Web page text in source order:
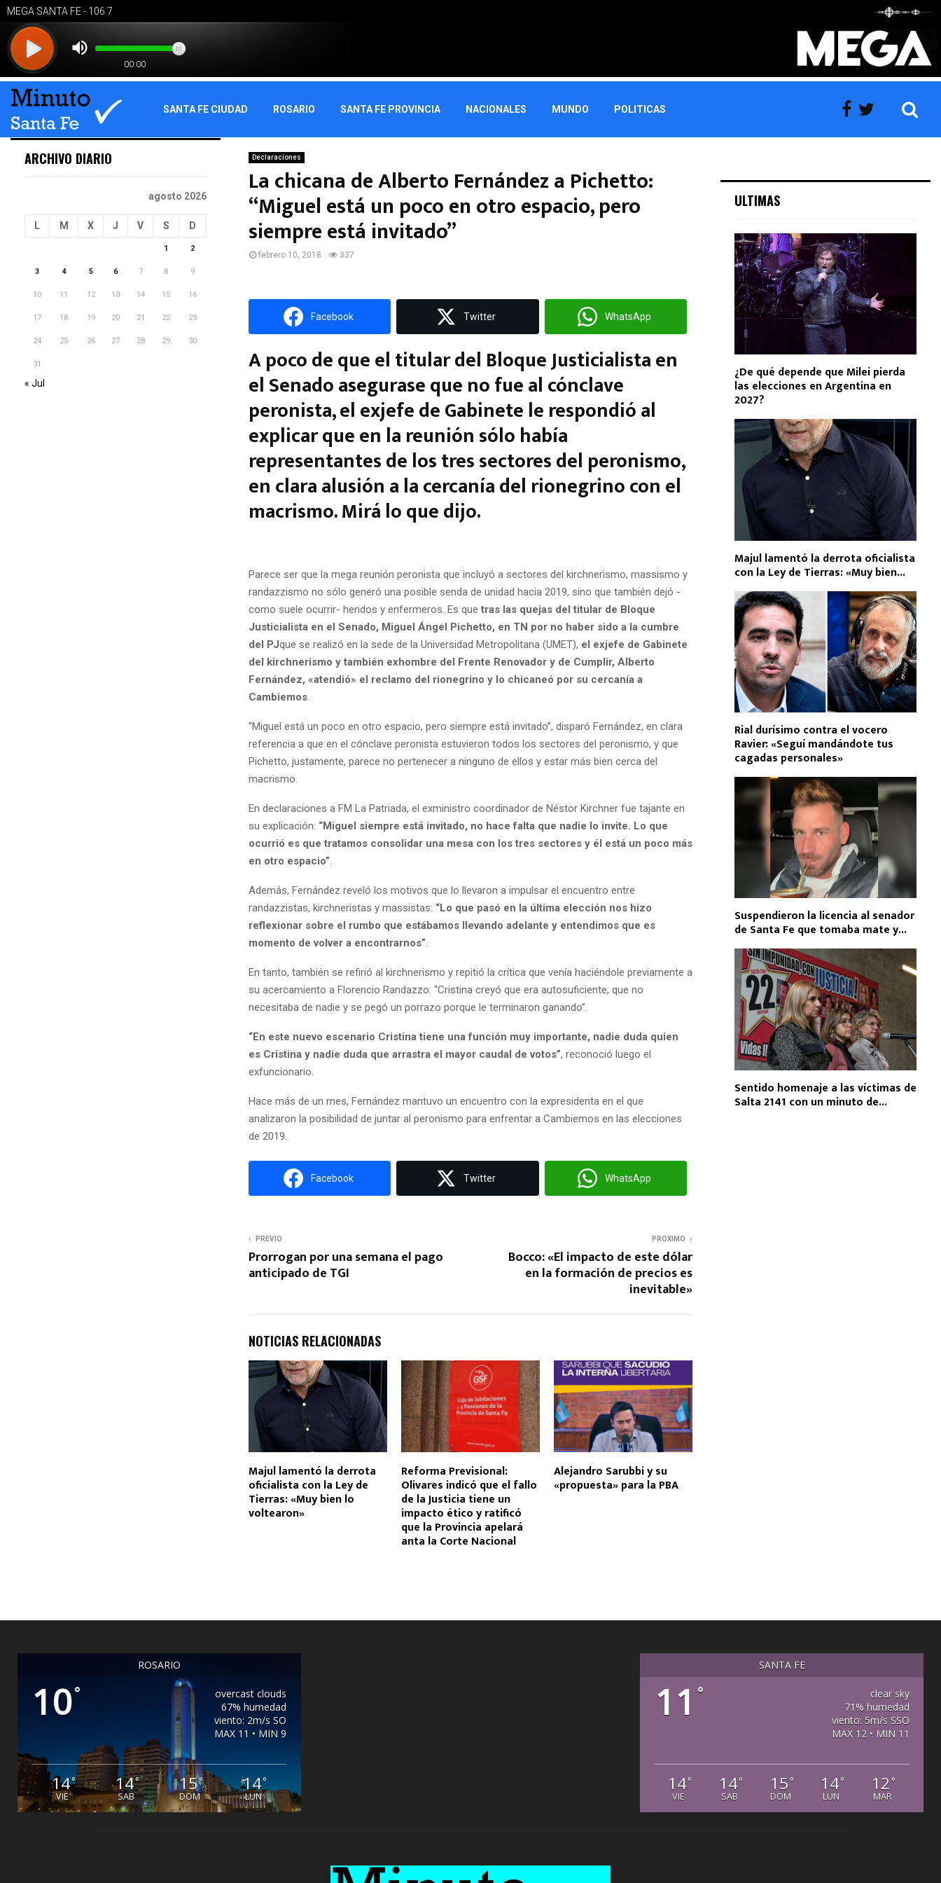
SANTA FE CIUDAD ROSARIO SANTA FE PROVINCIA NACIONALES MUNDO POLITICAS
Declaraciones
La chicana de Alberto Fernández a Pichetto:
“Miguel está un poco en otro espacio, pero
siempre está invitado”
febrero 10, 2018 337
Facebook Twitter WhatsApp
A poco de que el titular del Bloque Justicialista en
el Senado asegurase que no fue al cónclave
peronista, el exjefe de Gabinete le respondió al
explicar que en la reunión sólo había
representantes de los tres sectores del peronismo,
en clara alusión a la cercanía del rionegrino con el
macrismo. Mirá lo que dijo.
Parece ser que la mega reunión peronista que incluyó a sectores del kirchnerismo, massismo y
randazzismo no sólo generó una posible senda de unidad hacia 2019, sino que también dejó -
como suele ocurrir- heridos y enfermeros. Es que tras las quejas del titular de Bloque
Justicialista en el Senado, Miguel Ángel Pichetto, en TN por no haber sido a la cumbre
del PJque se realizó en la sede de la Universidad Metropolitana (UMET), el exjefe de Gabinete
del kirchnerismo y también exhombre del Frente Renovador y de Cumplir, Alberto
Fernández, «atendió» el reclamo del rionegrino y lo chicaneó por su cercanía a
Cambiemos
“Miguel está un poco en otro espacio, pero siempre está invitado”, disparó Fernández, en clara
referencia a que en el cónclave peronista estuvieron todos los sectores del peronismo, y que
Pichetto, justamente, parece no pertenecer a ninguno de ellos y estar más bien cerca del
macrismo.
En declaraciones a FM La Patriada, el exministro coordinador de Néstor Kirchner fue tajante en
su explicación: “Miguel siempre está invitado, no hace falta que nadie lo invite. Lo que
ocurrió es que tratamos consolidar una mesa con los tres sectores y él está un poco más
en otro espacio”
Además, Fernández reveló los motivos que lo llevaron a impulsar el encuentro entre
randazzistas, kirchneristas y massistas: “Lo que pasó en la última elección nos hizo
reflexionar sobre el rumbo que estábamos llevando adelante y entendimos que es
momento de volver a encontrarnos”
En tanto, también se refirió al kirchnerismo y repitió la crítica que venía haciéndole previamente a
su acercamiento a Florencio Randazzo: “Cristina creyó que era autosuficiente, que no
necesitaba de nadie y se pegó un porrazo porque le terminaron ganando”.
“En este nuevo escenario Cristina tiene una función muy importante, nadie duda quien
es Cristina y nadie duda que arrastra el mayor caudal de votos”, reconoció luego el
exfuncionario.
Hace más de un mes, Fernández mantuvo un encuentro con la expresidenta en el que
analizaron la posibilidad de juntar al peronismo para enfrentar a Cambiemos en las elecciones
de 2019.
Facebook Twitter WhatsApp
PREVIO
Prorrogan por una semana el pago
anticipado de TGI
PROXIMO
Bocco: «El impacto de este dólar
en la formación de precios es
inevitable»
NOTICIAS RELACIONADAS
Majul lamentó la derrota
oficialista con la Ley de
Tierras: «Muy bien lo
voltearon»
Reforma Previsional:
Olivares indicó que el fallo
de la Justicia tiene un
impacto ético y ratificó
que la Provincia apelará
anta la Corte Nacional
Alejandro Sarubbi y su
«propuesta» para la PBA
ARCHIVO DIARIO
agosto 2026
L M X J V S D
1 2
3 4 5 6 7 8 9
10 11 12 13 14 15 16
17 18 19 20 21 22 23
24 25 26 27 28 29 30
31
« Jul
ULTIMAS
¿De qué depende que Milei pierda
las elecciones en Argentina en
2027?
Majul lamentó la derrota oficialista
con la Ley de Tierras: «Muy bien...
Rial durísimo contra el vocero
Ravier: «Seguí mandándote tus
cagadas personales»
Suspendieron la licencia al senador
de Santa Fe que tomaba mate y...
Sentido homenaje a las víctimas de
Salta 2141 con un minuto de...
ROSARIO
10°
overcast clouds
67% humedad
viento: 2m/s SO
MAX 11 • MIN 9
14°
VIE
14°
SAB
15°
DOM
14°
LUN
SANTA FE
11 °
clear sky
71% humedad
viento: 5m/s SSO
MAX 12 • MIN 11
14°
VIE
14°
SAB
15 °
DOM
14°
LUN
12 °
MAR